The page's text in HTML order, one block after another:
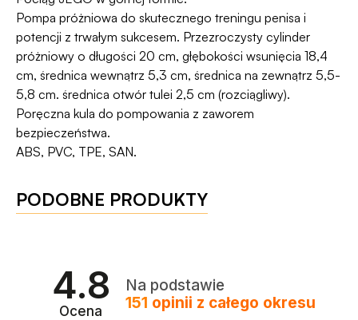
pieniądze 🧡
programu Wygodne Zwroty®
Pompa próżniowa do skutecznego treningu penisa i
potencji z trwałym sukcesem. Przezroczysty cylinder
próżniowy o długości 20 cm, głębokości wsunięcia 18,4
cm, średnica wewnątrz 5,3 cm, średnica na zewnątrz 5,5-
5,8 cm. średnica otwór tulei 2,5 cm (rozciągliwy).
Poręczna kula do pompowania z zaworem
bezpieczeństwa.
ABS, PVC, TPE, SAN.
PODOBNE PRODUKTY
4.8
Ocena
Na podstawie
151 opinii z całego okresu